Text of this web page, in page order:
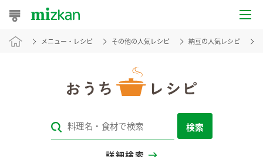
おうちレシピ
レシピカテゴリ一覧
メニュー・レシピ その他の人気レシピ 納豆の人気レシピ
検索